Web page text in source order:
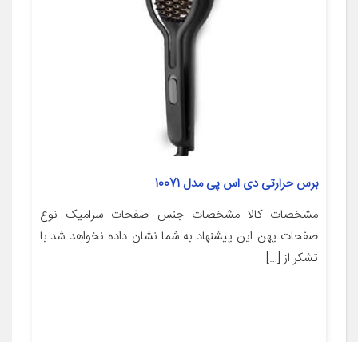
برس حرارتی دی اس پی مدل 10071
مشخصات کالا مشخصات جنس صفحات سرامیک نوع
صفحات پهن این پیشنهاد به شما نشان داده نخواهد شد با
تشکر از […]